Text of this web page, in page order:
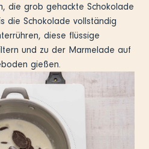
die grob gehackte Schokolade
die Schokolade vollständig
diese flüssige
und zu der Marmelade auf
gießen.